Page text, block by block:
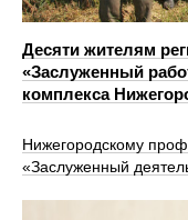
Десяти жителям
«Заслуженный
комплекса
Нижегородскому
«Заслуженный